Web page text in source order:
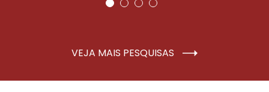
VEJA MAIS PESQUISAS